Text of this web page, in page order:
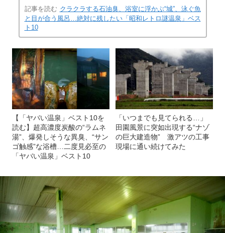
記事を読む クラクラする石油臭、浴室に浮かぶ“城”、泳ぐ魚
と目が合う風呂…絶対に残したい「昭和レトロ謎温泉」ベス
ト10
【「ヤバい温泉」ベスト10を
読む】超高濃度炭酸の“ラムネ
湯”、爆発しそうな異臭、“サン
ゴ触感”な浴槽…二度見必至の
「ヤバい温泉」ベスト10
「いつまでも見てられる…」
田園風景に突如出現する“ナゾ
の巨大建造物” 激アツの工事
現場に通い続けてみた